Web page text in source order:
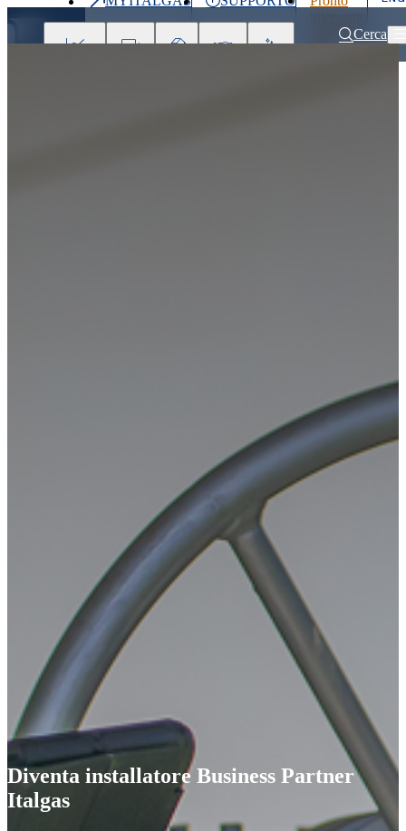
Ultimo
800 900Cerca
Diventa installatore Business Partner
Italgas